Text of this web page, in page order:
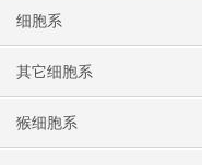
细胞系
其它细胞系
猴细胞系